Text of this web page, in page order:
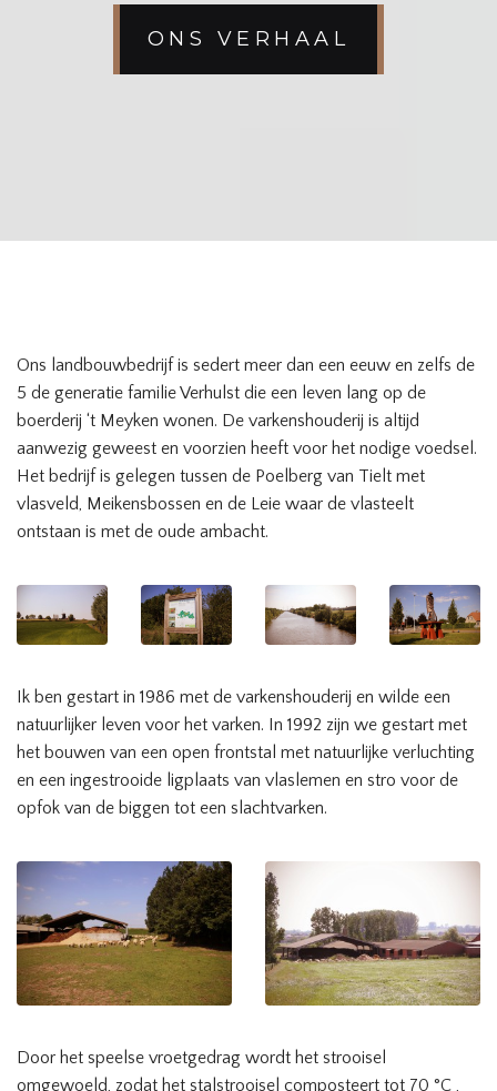
ONS VERHAAL
Ons landbouwbedrijf is sedert meer dan een eeuw en zelfs de
5 de generatie familie Verhulst die een leven lang op de
boerderij ‘t Meyken wonen. De varkenshouderij is altijd
aanwezig geweest en voorzien heeft voor het nodige voedsel.
Het bedrijf is gelegen tussen de Poelberg van Tielt met
vlasveld, Meikensbossen en de Leie waar de vlasteelt
ontstaan is met de oude ambacht.
Ik ben gestart in 1986 met de varkenshouderij en wilde een
natuurlijker leven voor het varken. In 1992 zijn we gestart met
het bouwen van een open frontstal met natuurlijke verluchting
en een ingestrooide ligplaats van vlaslemen en stro voor de
opfok van de biggen tot een slachtvarken.
Door het speelse vroetgedrag wordt het strooisel
omgewoeld, zodat het stalstrooisel composteert tot 70 °C ,